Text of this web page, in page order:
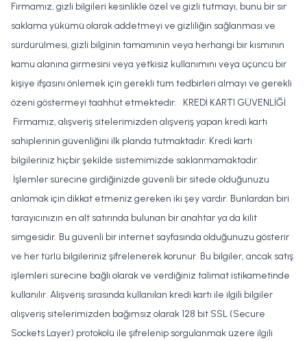
Firmamız, gizli bilgileri kesinlikle özel ve gizli tutmayı, bunu bir sır
saklama yükümü olarak addetmeyi ve gizliliğin sağlanması ve
sürdürülmesi, gizli bilginin tamamının veya herhangi bir kısmının
kamu alanına girmesini veya yetkisiz kullanımını veya üçüncü bir
kişiye ifşasını önlemek için gerekli tüm tedbirleri almayı ve gerekli
özeni göstermeyi taahhüt etmektedir. KREDİ KARTI GÜVENLİĞİ
Firmamız, alışveriş sitelerimizden alışveriş yapan kredi kartı
sahiplerinin güvenliğini ilk planda tutmaktadır. Kredi kartı
bilgileriniz hiçbir şekilde sistemimizde saklanmamaktadır.
İşlemler sürecine girdiğinizde güvenli bir sitede olduğunuzu
anlamak için dikkat etmeniz gereken iki şey vardır. Bunlardan biri
tarayıcınızın en alt satırında bulunan bir anahtar ya da kilit
simgesidir. Bu güvenli bir internet sayfasında olduğunuzu gösterir
ve her türlü bilgileriniz şifrelenerek korunur. Bu bilgiler, ancak satış
işlemleri sürecine bağlı olarak ve verdiğiniz talimat istikametinde
kullanılır. Alışveriş sırasında kullanılan kredi kartı ile ilgili bilgiler
alışveriş sitelerimizden bağımsız olarak 128 bit SSL (Secure
Sockets Layer) protokolü ile şifrelenip sorgulanmak üzere ilgili